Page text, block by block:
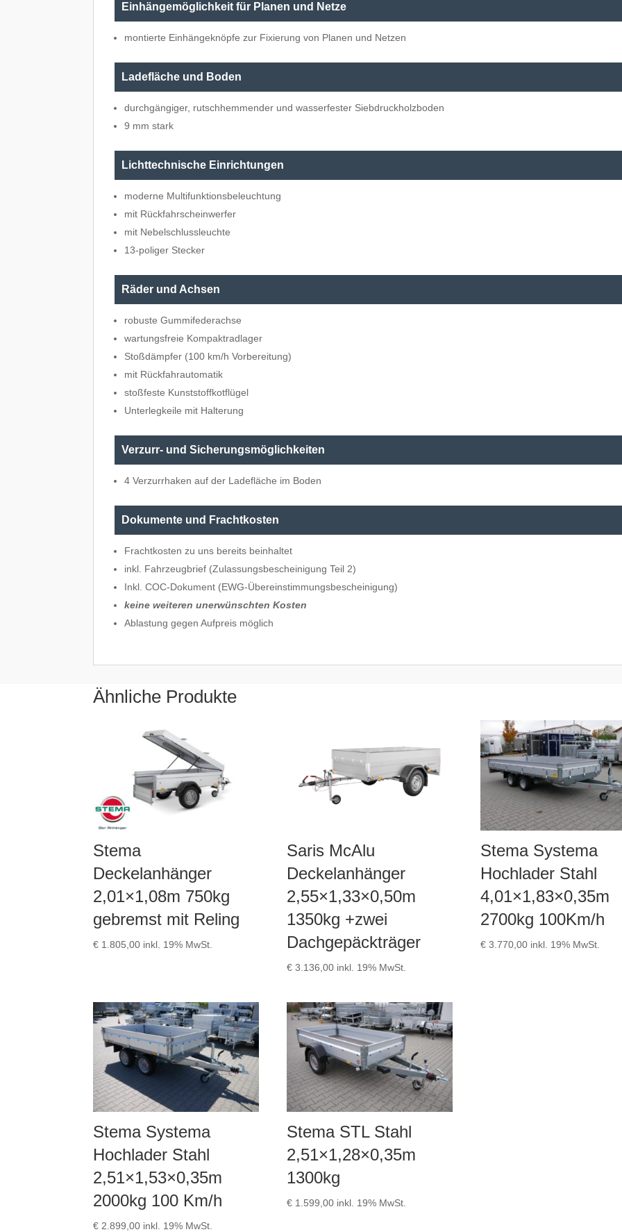
Einhängemöglichkeit für Planen und Netze
montierte Einhängeknöpfe zur Fixierung von Planen und Netzen
Ladefläche und Boden
durchgängiger, rutschhemmender und wasserfester Siebdruckholzboden
9 mm stark
Lichttechnische Einrichtungen
moderne Multifunktionsbeleuchtung
mit Rückfahrscheinwerfer
mit Nebelschlussleuchte
13-poliger Stecker
Räder und Achsen
robuste Gummifederachse
wartungsfreie Kompaktradlager
Stoßdämpfer (100 km/h Vorbereitung)
mit Rückfahrautomatik
stoßfeste Kunststoffkotflügel
Unterlegkeile mit Halterung
Verzurr- und Sicherungsmöglichkeiten
4 Verzurrhaken auf der Ladefläche im Boden
Dokumente und Frachtkosten
Frachtkosten zu uns bereits beinhaltet
inkl. Fahrzeugbrief (Zulassungsbescheinigung Teil 2)
Inkl. COC-Dokument (EWG-Übereinstimmungsbescheinigung)
keine weiteren unerwünschten Kosten
Ablastung gegen Aufpreis möglich
Ähnliche Produkte
Stema
Deckelanhänger
2,01×1,08m 750kg
gebremst mit Reling
€ 1.805,00 inkl. 19% MwSt.
Saris McAlu
Deckelanhänger
2,55×1,33×0,50m
1350kg +zwei
Dachgepäckträger
€ 3.136,00 inkl. 19% MwSt.
Stema Systema
Hochlader Stahl
4,01×1,83×0,35m
2700kg 100Km/h
€ 3.770,00 inkl. 19% MwSt.
Stema Systema
Hochlader Stahl
2,51×1,53×0,35m
2000kg 100 Km/h
€ 2.899,00 inkl. 19% MwSt.
Stema STL Stahl
2,51×1,28×0,35m
1300kg
€ 1.599,00 inkl. 19% MwSt.